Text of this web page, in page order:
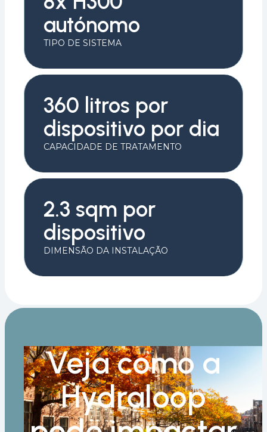
autónomo
TIPO DE SISTEMA
360 litros por
dispositivo por dia
CAPACIDADE DE TRATAMENTO
2.3 sqm por
dispositivo
DIMENSÃO DA INSTALAÇÃO
Veja como a
Hydraloop